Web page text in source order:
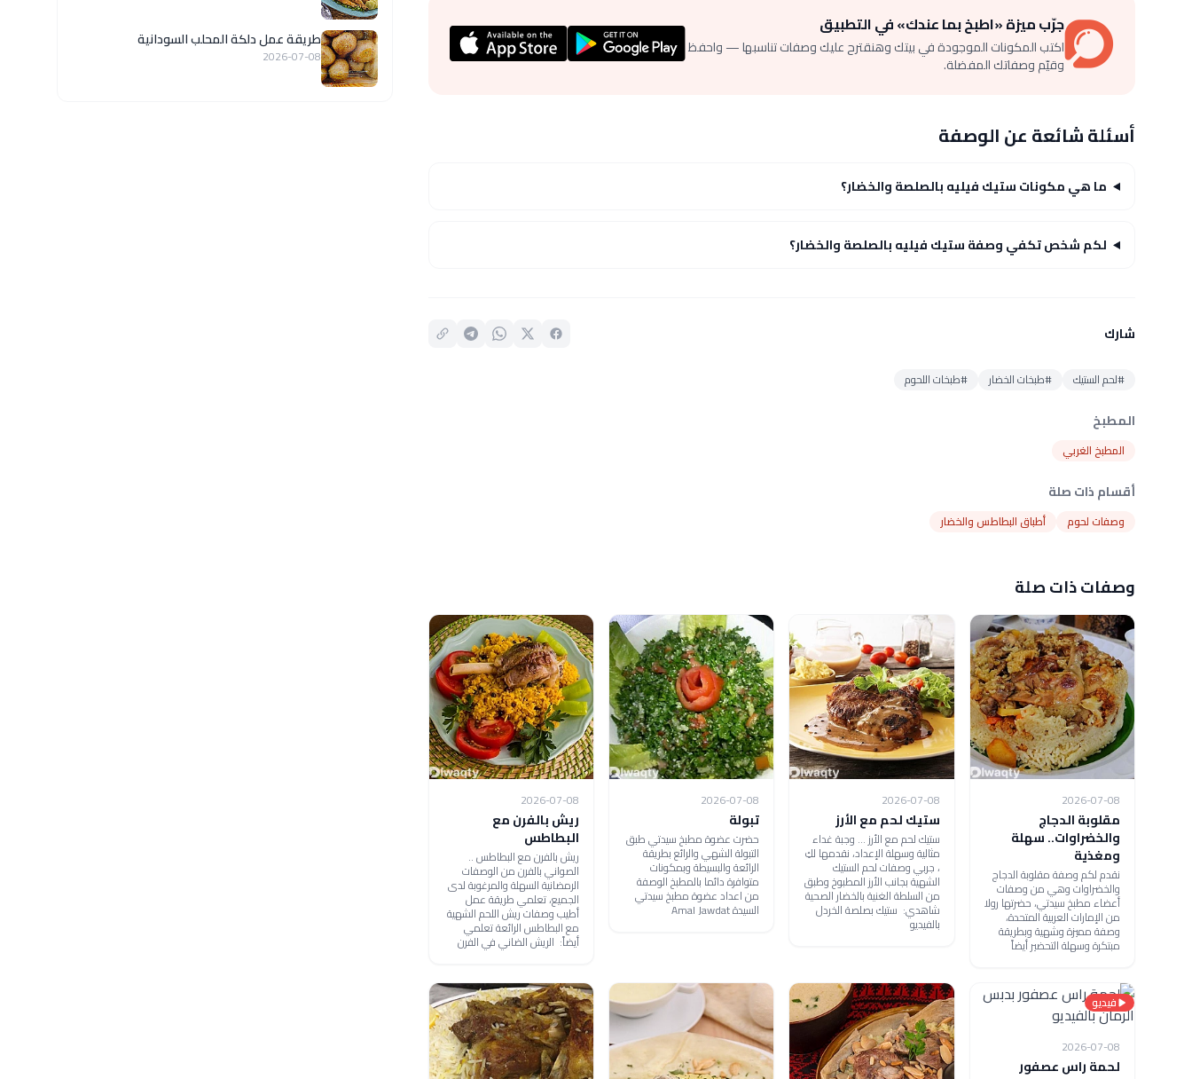
جرّب ميزة «اطبخ بما عندك» في التطبيق
اكتب المكونات الموجودة في بيتك وهنقترح عليك وصفات تناسبها — واحفظ
وقيّم وصفاتك المفضلة.
أسئلة شائعة عن الوصفة
ما هي مكونات ستيك فيليه بالصلصة والخضار؟
لكم شخص تكفي وصفة ستيك فيليه بالصلصة والخضار؟
شارك
#لحم الستيك #طبخات الخضار #طبخات اللحوم
المطبخ
المطبخ الغربي
أقسام ذات صلة
وصفات لحوم أطباق البطاطس والخضار
وصفات ذات صلة
2026-07-08
مقلوبة الدجاج
والخضراوات.. سهلة
ومغذية
نقدم لكم وصفة مقلوبة الدجاج
والخضراوات وهي من وصفات
أعضاء مطبخ سيدتي، حضرتها رولا
من الإمارات العربية المتحدة،
وصفة مميزة وشهية وبطريقة
مبتكرة وسهلة التحضير أيضاً
2026-07-08
ستيك لحم مع الأرز
ستيك لحم مع الأرز ... وجبة غداء
مثالية وسهلة الإعداد، نقدمها لكِ
، جربي وصفات لحم الستيك
الشهية بجانب الأرز المطبوخ وطبق
من السلطة الغنية بالخضار الصحية
شاهدي: ستيك بصلصة الخردل
بالفيديو
2026-07-08
تبولة
حضرت عضوة مطبخ سيدتي طبق
التبولة الشهي والرائع بطريقة
الرائعة والبسيطة وبمكونات
متوافرة دائما بالمطبخ الوصفة
من اعداد عضوة مطبخ سيدتي
السيدة Amal Jawdat
2026-07-08
ريش بالفرن مع
البطاطس
ريش بالفرن مع البطاطس ..
الصواني بالفرن من الوصفات
الرمضانية السهلة والمرغوبة لدى
الجميع، تعلمي طريقة عمل
أطيب وصفات ريش اللحم الشهية
مع البطاطس الرائعة تعلمي
أيضاً: الريش الضاني في الفرن
فيديو
2026-07-08
لحمة راس عصفور
طريقة عمل دلكة المحلب السودانية
2026-07-08